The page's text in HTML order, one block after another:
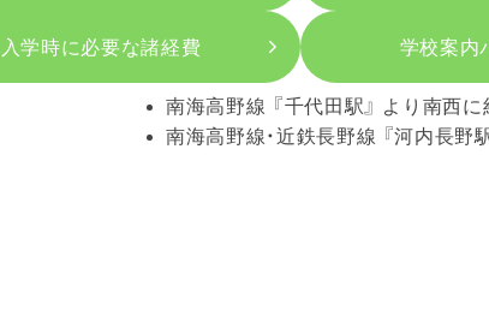
入学時に必要な諸経費 学校案内
南海高野線 『千代田駅』 より南西に
南海高野線・近鉄長野線 『河内長野